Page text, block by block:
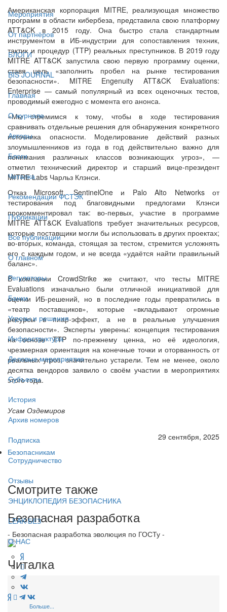
Мероприятия
От партнёров
БЛОГИ
BIS JOURNAL
Главная
О журнале
Авторы
Блоги
Читалка
Рекомендации ФСТЭК
Публикации
Все публикации
О главном
Регуляторы
Банки
Угрозы и решения
Инфраструктура
Деловые мероприятия
Субъекты
История
Архив номеров
Подписка
Сотрудничество
Отзывы
ЭНЦИКЛОПЕДИЯ БЕЗОПАСНИКА
LEAK-БЕЗ
О НАС
Американская корпорация MITRE, реализующая множество
программ в области кибербеза, представила свою платформу
ATT&CK в 2015 году. Она быстро стала стандартным
инструментом в ИБ-индустрии для сопоставления техник,
тактик и процедур (TTP) реальных преступников. В 2019 году
MITRE ATT&CK запустила свою первую программу оценки,
ставя цель «заполнить пробел на рынке тестирования
безопасности». MITRE Engenuity ATT&CK Evaluations:
Enterprise — самый популярный из всех оценочных тестов,
проводимый ежегодно с момента его анонса.
«Мы стремимся к тому, чтобы в ходе тестирования
сравнивать отдельные решения для обнаружения конкретного
источника опасности. Моделирование действий разных
злоумышленников из года в год действительно важно для
понимания различных классов возникающих угроз», —
отметил технический директор и старший вице-президент
MITRE Labs Чарльз Клэнси.
Отказ Microsoft, SentinelOne и Palo Alto Networks от
тестирования под благовидными предлогами Клэнси
прокомментировал так: во-первых, участие в программе
MITRE ATT&CK Evaluations требует значительных ресурсов,
которые поставщики могли бы использовать в других проектах;
во-вторых, команда, стоящая за тестом, стремится усложнять
его с каждым годом, и не всегда «удаётся найти правильный
баланс».
В компании CrowdStrike же считают, что тесты MITRE
Evaluations изначально были отличной инициативой для
оценки ИБ-решений, но в последние годы превратились в
«театр поставщиков», которые «вкладывают огромные
ресурсы в пиар-эффект, а не в реальные улучшения
безопасности». Эксперты уверены: концепция тестирования
на основе TTP по-прежнему ценна, но её идеология,
чрезмерная ориентация на конечные точки и оторванность от
реальных угроз, значительно устарели. Тем не менее, около
десятка вендоров заявило о своём участии в мероприятиях
этого года.
Усам Оздемиров
29 сентября, 2025
Безопасникам
Смотрите также
Безопасная разработка
- Безопасная разработка эволюция по ГОСТу -
Читалка
Больше...